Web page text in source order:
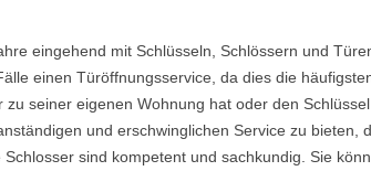
eingehend mit Schlüsseln, Schlössern und
einen Türöffnungsservice, da dies die
seiner eigenen Wohnung hat oder den
und erschwinglichen Service zu bieten,
sind kompetent und sachkundig. Sie